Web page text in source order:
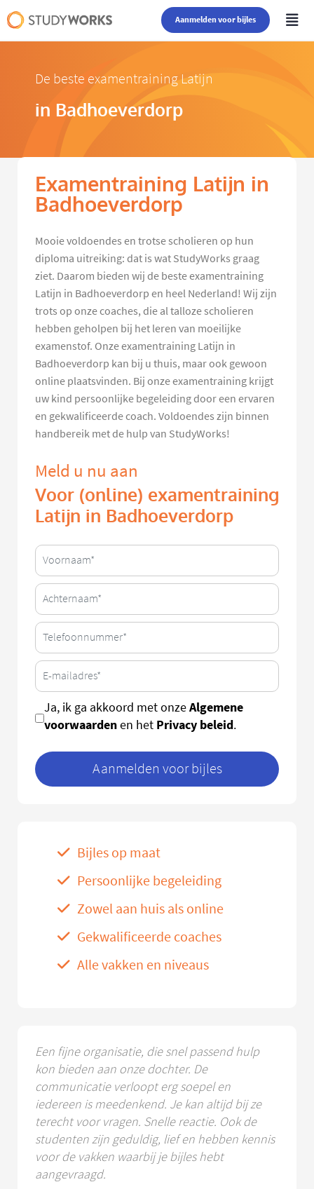
Aanmelden voor bijles
De beste examentraining Latijn
in Badhoeverdorp
Examentraining Latijn in
Badhoeverdorp
Mooie voldoendes en trotse scholieren op hun
diploma uitreiking: dat is wat StudyWorks graag
ziet. Daarom bieden wij de beste examentraining
Latijn in Badhoeverdorp en heel Nederland! Wij zijn
trots op onze coaches, die al talloze scholieren
hebben geholpen bij het leren van moeilijke
examenstof. Onze examentraining Latijn in
Badhoeverdorp kan bij u thuis, maar ook gewoon
online plaatsvinden. Bij onze examentraining krijgt
uw kind persoonlijke begeleiding door een ervaren
en gekwalificeerde coach. Voldoendes zijn binnen
handbereik met de hulp van StudyWorks!
Meld u nu aan
Voor (online) examentraining
Latijn in Badhoeverdorp
Ja, ik ga akkoord met onzeAlgemene
voorwaardenen het Privacy beleid.
Aanmelden voor bijles
Bijles op maat
Persoonlijke begeleiding
Zowel aan huis als online
Gekwalificeerde coaches
Alle vakken en niveaus
Een fijne organisatie, die snel passend hulp
kon bieden aan onze dochter. De
communicatie verloopt erg soepel en
iedereen is meedenkend. Je kan altijd bij ze
terecht voor vragen. Snelle reactie. Ook de
studenten zijn geduldig, lief en hebben kennis
voor de vakken waarbij je bijles hebt
aangevraagd.